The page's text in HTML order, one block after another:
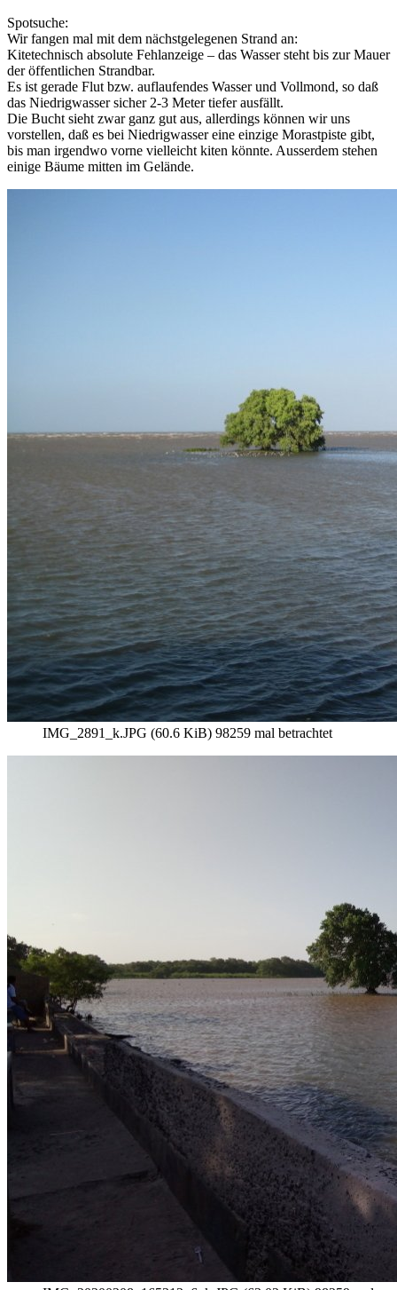
Spotsuche:
Wir fangen mal mit dem nächstgelegenen Strand an:
Kitetechnisch absolute Fehlanzeige – das Wasser steht bis zur Mauer
der öffentlichen Strandbar.
Es ist gerade Flut bzw. auflaufendes Wasser und Vollmond, so daß
das Niedrigwasser sicher 2-3 Meter tiefer ausfällt.
Die Bucht sieht zwar ganz gut aus, allerdings können wir uns
vorstellen, daß es bei Niedrigwasser eine einzige Morastpiste gibt,
bis man irgendwo vorne vielleicht kiten könnte. Ausserdem stehen
einige Bäume mitten im Gelände.
IMG_2891_k.JPG (60.6 KiB) 98259 mal betrachtet